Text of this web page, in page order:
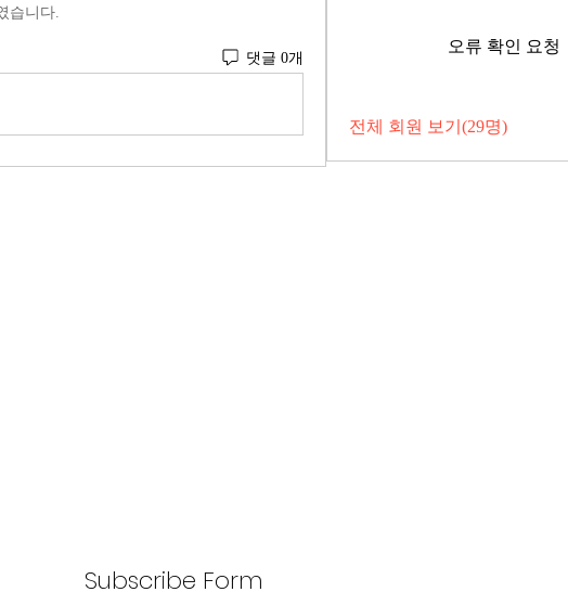
습니다.
댓글 0개
오류 확인 요청
전체 회원 보기(29명)
Subscribe Form